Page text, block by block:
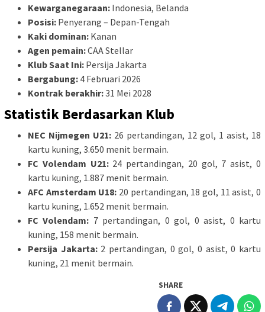
Kewarganegaraan: Indonesia, Belanda
Posisi: Penyerang – Depan-Tengah
Kaki dominan: Kanan
Agen pemain:CAA Stellar
Klub Saat Ini: Persija Jakarta
Bergabung: 4 Februari 2026
Kontrak berakhir:31 Mei 2028
Statistik Berdasarkan Klub
NEC Nijmegen U21: 26 pertandingan, 12 gol, 1 asist, 18
kartu kuning, 3.650 menit bermain.
FC Volendam U21:24 pertandingan, 20 gol, 7 asist, 0
kartu kuning, 1.887 menit bermain.
AFC Amsterdam U18: 20 pertandingan, 18 gol, 11 asist, 0
kartu kuning, 1.652 menit bermain.
FC Volendam: 7 pertandingan, 0 gol, 0 asist, 0 kartu
kuning, 158 menit bermain.
Persija Jakarta:2 pertandingan, 0 gol, 0 asist, 0 kartu
kuning, 21 menit bermain.
SHARE